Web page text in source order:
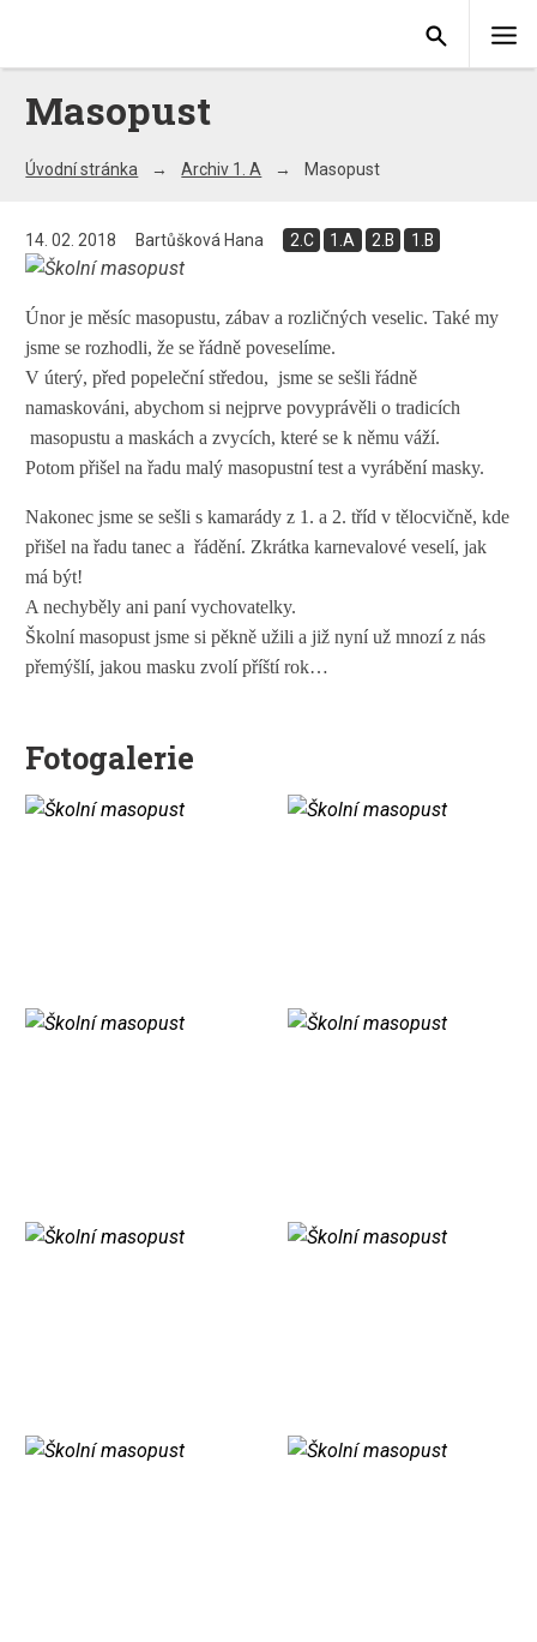
Masopust
Úvodní stránka Archiv 1. A Masopust
14. 02. 2018 Bartůšková Hana 2.C 1.A 2.B 1.B
Únor je měsíc masopustu, zábav a rozličných veselic. Také my
jsme se rozhodli, že se řádně poveselíme.
V úterý, před popeleční středou, jsme se sešli řádně
namaskováni, abychom si nejprve povyprávěli o tradicích
masopustu a maskách a zvycích, které se k němu váží.
Potom přišel na řadu malý masopustní test a vyrábění masky.
Nakonec jsme se sešli s kamarády z 1. a 2. tříd v tělocvičně, kde
přišel na řadu tanec a řádění. Zkrátka karnevalové veselí, jak
má být!
A nechyběly ani paní vychovatelky.
Školní masopust jsme si pěkně užili a již nyní už mnozí z nás
přemýšlí, jakou masku zvolí příští rok…
Fotogalerie